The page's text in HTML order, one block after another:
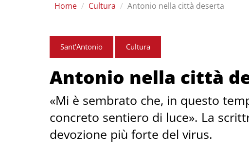
Home Cultura Antonio nella città deserta
Sant'Antonio Cultura
Antonio nella città
«Mi è sembrato che, in questo
concreto sentiero di luce». La
devozione più forte del virus.